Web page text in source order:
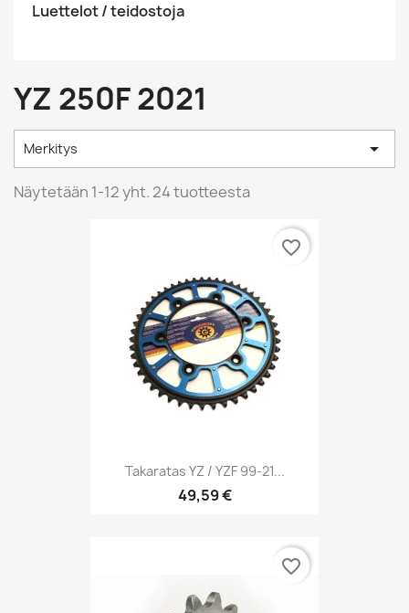
Luettelot / teidostoja
YZ 250F 2021
Merkitys 
Näytetään 1-12 yht. 24 tuotteesta
Takaratas YZ / YZF 99-21...
49,59 €
favorite_border
favorite_border